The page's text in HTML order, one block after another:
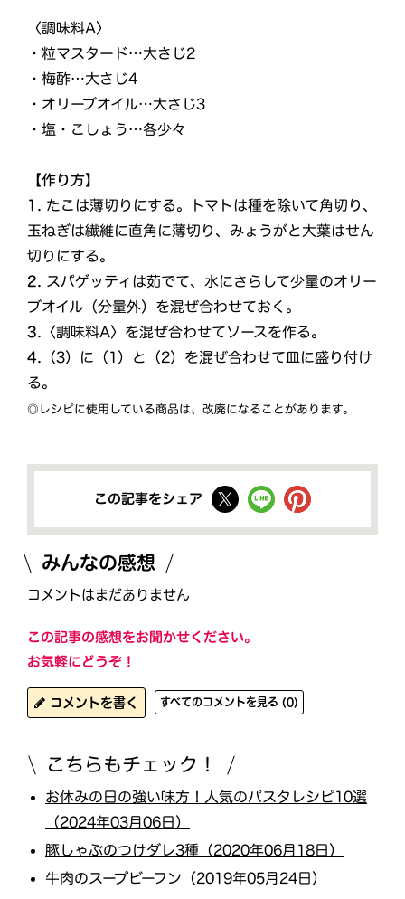
〈調味料A〉
・粒マスタード…大さじ2
・梅酢…大さじ4
・オリーブオイル…大さじ3
・塩・こしょう…各少々
【作り方】
1. たこは薄切りにする。トマトは種を除いて角切り、
玉ねぎは繊維に直角に薄切り、みょうがと大葉はせん
切りにする。
2. スパゲッティは茹でて、水にさらして少量のオリー
ブオイル（分量外）を混ぜ合わせておく。
3. 〈調味料A〉を混ぜ合わせてソースを作る。
4. （3）に（1）と（2）を混ぜ合わせて皿に盛り付け
る。
◎レシピに使用している商品は、改廃になることがあります。
この記事をシェア
みんなの感想
コメントはまだありません
この記事の感想をお聞かせください。
お気軽にどうぞ！
コメントを書く すべてのコメントを見る (0)
こちらもチェック！
お休みの日の強い味方！人気のパスタレシピ10選
（2024年03月06日）
豚しゃぶのつけダレ3種（2020年06月18日）
牛肉のスープビーフン（2019年05月24日）